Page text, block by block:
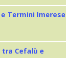
Termini Imerese
Cefalù e